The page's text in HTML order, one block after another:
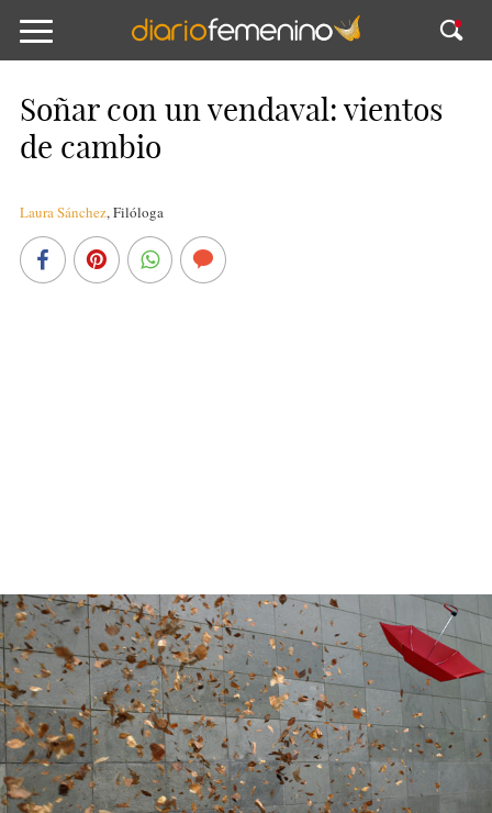
Soñar con un vendaval: vientos
de cambio
Laura Sánchez,Filóloga